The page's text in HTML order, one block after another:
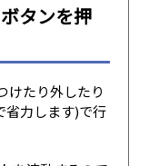
タンを押
けたり外したり
省力します)で行